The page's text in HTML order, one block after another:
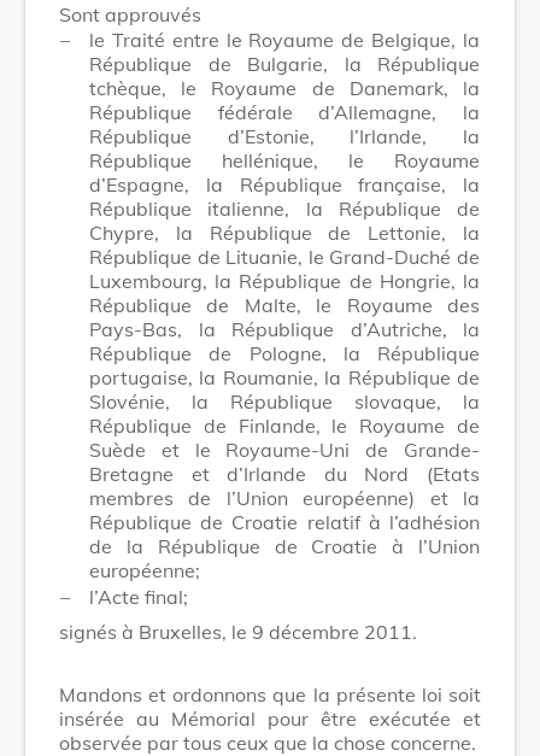
Sont approuvés
–
le Traité entre le Royaume de Belgique, la
République de Bulgarie, la République
tchèque, le Royaume de Danemark, la
République fédérale d’Allemagne, la
République d’Estonie, l’Irlande, la
République hellénique, le Royaume
d’Espagne, la République française, la
République italienne, la République de
Chypre, la République de Lettonie, la
République de Lituanie, le Grand-Duché de
Luxembourg, la République de Hongrie, la
République de Malte, le Royaume des
Pays-Bas, la République d’Autriche, la
République de Pologne, la République
portugaise, la Roumanie, la République de
Slovénie, la République slovaque, la
République de Finlande, le Royaume de
Suède et le Royaume-Uni de Grande-
Bretagne et d’Irlande du Nord (Etats
membres de l’Union européenne) et la
République de Croatie relatif à l’adhésion
de la République de Croatie à l’Union
européenne;
–
l’Acte final;
signés à Bruxelles, le 9 décembre 2011.
Mandons et ordonnons que la présente loi soit
insérée au Mémorial pour être exécutée et
observée par tous ceux que la chose concerne.